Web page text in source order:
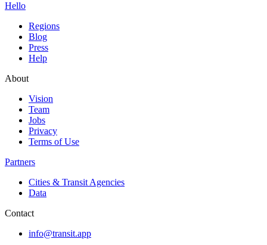
Hello
Regions
Blog
Press
Help
About
Vision
Team
Jobs
Privacy
Terms of Use
Partners
Cities & Transit Agencies
Data
Contact
info@transit.app